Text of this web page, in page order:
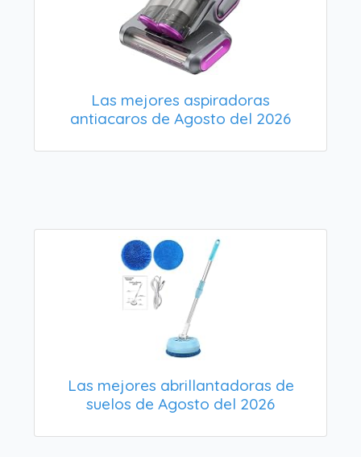
Las mejores aspiradoras
antiacaros de Agosto del 2026
Las mejores abrillantadoras de
suelos de Agosto del 2026